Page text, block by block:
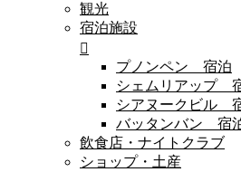
観光
宿泊施設
プノンペン 宿泊
シェムリアップ
シアヌークビル
バッタンバン 宿
飲食店・ナイトクラブ
ショップ・土産